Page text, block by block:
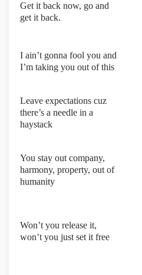
Get it back now, go and
get it back.
I ain’t gonna fool you and
I’m taking you out of this
Leave expectations cuz
there’s a needle in a
haystack
You stay out company,
harmony, property, out of
humanity
Won’t you release it,
won’t you just set it free